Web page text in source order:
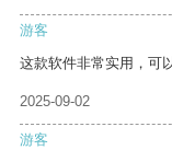
游客
这款软件非常实用，可
2025-09-02
游客